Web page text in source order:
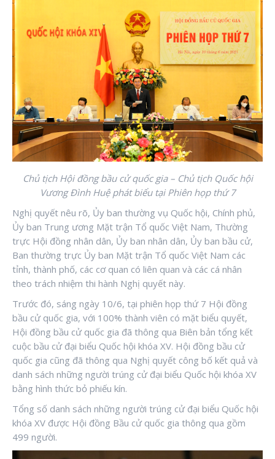
Chủ tịch Hội đồng bầu cử quốc gia – Chủ tịch Quốc hội
Vương Đình Huệ phát biểu tại Phiên họp thứ 7
Nghị quyết nêu rõ, Ủy ban thường vụ Quốc hội, Chính phủ,
Ủy ban Trung ương Mặt trận Tổ quốc Việt Nam, Thường
trực Hội đồng nhân dân, Ủy ban nhân dân, Ủy ban bầu cử,
Ban thường trực Ủy ban Mặt trận Tổ quốc Việt Nam các
tỉnh, thành phố, các cơ quan có liên quan và các cá nhân
theo trách nhiệm thi hành Nghị quyết này.
Trước đó, sáng ngày 10/6, tại phiên họp thứ 7 Hội đồng
bầu cử quốc gia, với 100% thành viên có mặt biểu quyết,
Hội đồng bầu cử quốc gia đã thông qua Biên bản tổng kết
cuộc bầu cử đại biểu Quốc hội khóa XV. Hội đồng bầu cử
quốc gia cũng đã thông qua Nghị quyết công bố kết quả và
danh sách những người trúng cử đại biểu Quốc hội khóa XV
bằng hình thức bỏ phiếu kín.
Tổng số danh sách những người trúng cử đại biểu Quốc hội
khóa XV được Hội đồng Bầu cử quốc gia thông qua gồm
499 người.